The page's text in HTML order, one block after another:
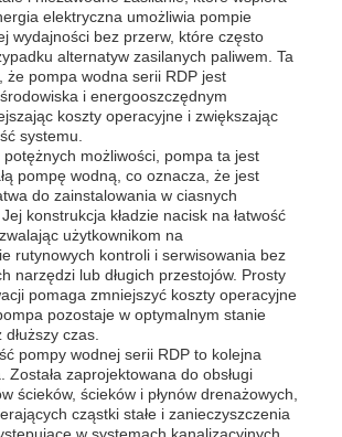
fabryce
z nami
elektryczna umożliwia pompie
wydajności bez przerw, które często
alternatyw zasilanych paliwem. Ta
że pompa wodna serii RDP jest
i energooszczędnym
koszty operacyjne i zwiększając
systemu.
potężnych możliwości, pompa ta jest
pompę wodną, co oznacza, że jest
do zainstalowania w ciasnych
konstrukcja kładzie nacisk na łatwość
użytkownikom na
rutynowych kontroli i serwisowania bez
narzędzi lub długich przestojów. Prosty
pomaga zmniejszyć koszty operacyjne
pozostaje w optymalnym stanie
czas.
pompy wodnej serii RDP to kolejna
Została zaprojektowana do obsługi
ścieków, ścieków i płynów drenażowych,
cząstki stałe i zanieczyszczenia
w systemach kanalizacyjnych.